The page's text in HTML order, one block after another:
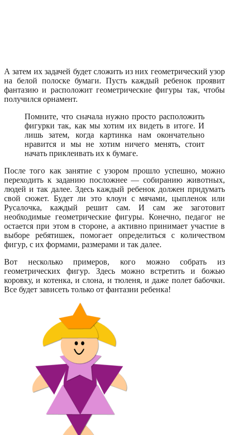
А затем их задачей будет сложить из них геометрический узор
на белой полоске бумаги. Пусть каждый ребенок проявит
фантазию и расположит геометрические фигуры так, чтобы
получился орнамент.
Помните, что сначала нужно просто расположить
фигурки так, как мы хотим их видеть в итоге. И
лишь затем, когда картинка нам окончательно
нравится и мы не хотим ничего менять, стоит
начать приклеивать их к бумаге.
После того как занятие с узором прошло успешно, можно
переходить к заданию посложнее — собиранию животных,
людей и так далее. Здесь каждый ребенок должен придумать
свой сюжет. Будет ли это клоун с мячами, цыпленок или
Русалочка, каждый решит сам. И сам же заготовит
необходимые геометрические фигуры. Конечно, педагог не
остается при этом в стороне, а активно принимает участие в
выборе ребятишек, помогает определиться с количеством
фигур, с их формами, размерами и так далее.
Вот несколько примеров, кого можно собрать из
геометрических фигур. Здесь можно встретить и божью
коровку, и котенка, и слона, и тюленя, и даже полет бабочки.
Все будет зависеть только от фантазии ребенка!